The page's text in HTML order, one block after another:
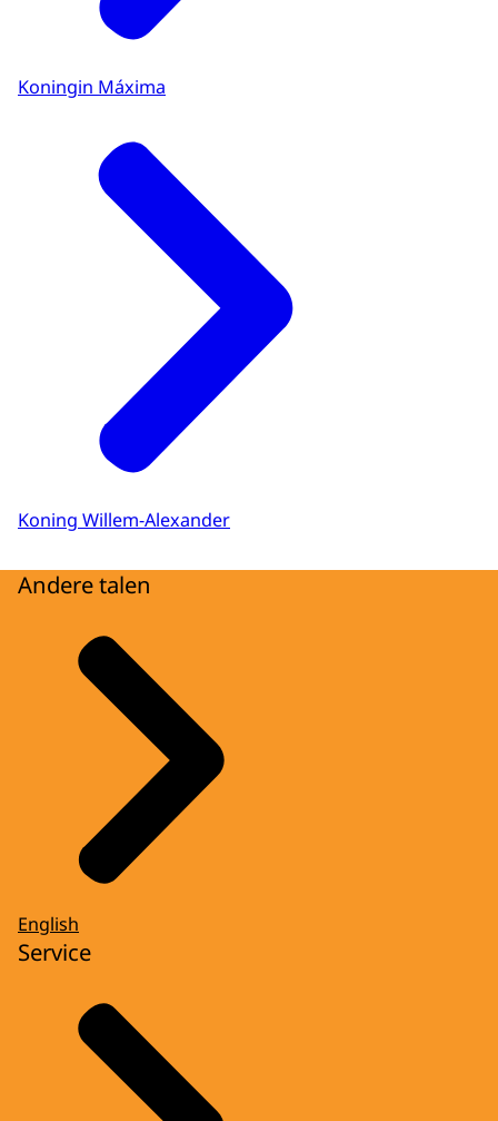
Koningin Máxima
Koning Willem-Alexander
Andere talen
English
Service